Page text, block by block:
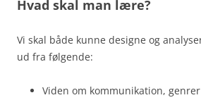
Hvad skal man lære?
Vi skal både kunne designe og
ud fra følgende:
Viden om kommunikation,